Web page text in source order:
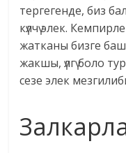
тергегенде, биз
күлчү элек.
жатканы бизге
жакшы, үлгү боло
сезе элек